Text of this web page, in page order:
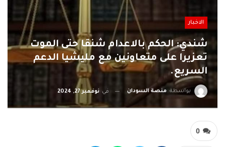
الاخبار
شندي: الحكم بالاعدام شنقا حتى الموت
تعزيرا على متعاونين مع مليشيا الدعم
السريع.
بواسطة منصة السودان في نوفمبر 27, 2024
0